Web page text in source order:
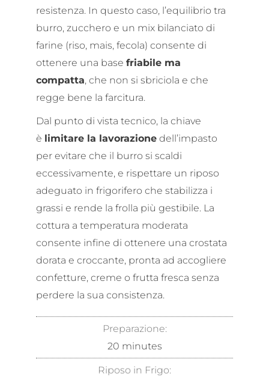
resistenza. In questo caso, l’equilibrio tra
burro, zucchero e un mix bilanciato di
farine (riso, mais, fecola) consente di
ottenere una base friabile ma
compatta, che non si sbriciola e che
regge bene la farcitura.
Dal punto di vista tecnico, la chiave
è limitare la lavorazione dell’impasto
per evitare che il burro si scaldi
eccessivamente, e rispettare un riposo
adeguato in frigorifero che stabilizza i
grassi e rende la frolla più gestibile. La
cottura a temperatura moderata
consente infine di ottenere una crostata
dorata e croccante, pronta ad accogliere
confetture, creme o frutta fresca senza
perdere la sua consistenza.
Preparazione:
20 minutes
Riposo in Frigo: